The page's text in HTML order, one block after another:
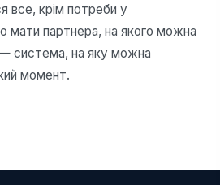
все, крім потреби у
мати партнера, на якого можна
система, на яку можна
момент.